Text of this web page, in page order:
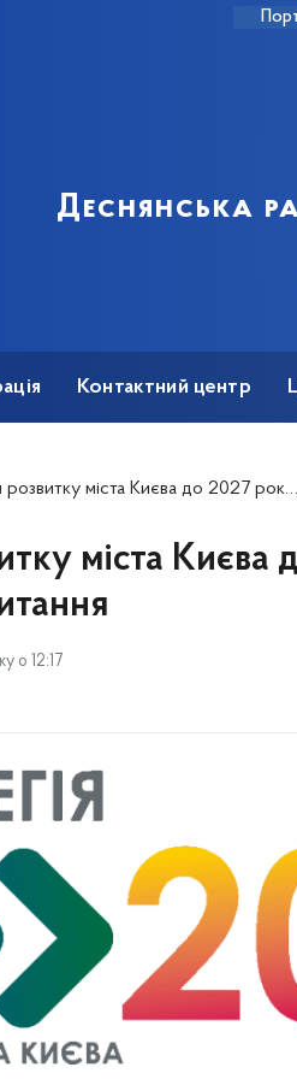
Деснянська
Контактний центр
міста Києва до 2027 року: відповідаємо на поширені питання
міста Києва
о 12:17